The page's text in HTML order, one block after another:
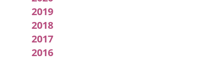
2019
2018
2017
2016